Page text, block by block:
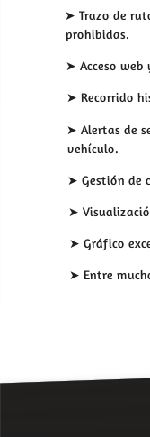
➤ Trazo de
prohibidas.
➤ Acceso web
➤ Recorrido
➤ Alertas de
vehículo.
➤ Gestión de
➤
➤ Gráfico
➤ Entre